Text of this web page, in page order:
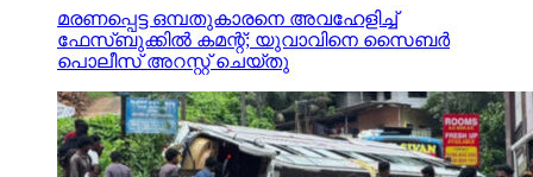
മരണപ്പെട്ട ഒമ്പതുകാരനെ അവഹേളിച്ച്
ഫേസ്ബുക്കില്‍ കമന്റ്; യുവാവിനെ സൈബര്‍
പൊലീസ് അറസ്റ്റ് ചെയ്തു